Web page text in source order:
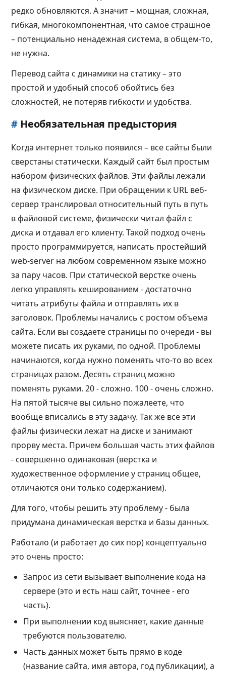
редко обновляются. А значит – мощная, сложная,
гибкая, многокомпонентная, что самое страшное
– потенциально ненадежная система, в общем-то,
не нужна.
Перевод сайта с динамики на статику – это
простой и удобный способ обойтись без
сложностей, не потеряв гибкости и удобства.
# Необязательная предыстория
Когда интернет только появился – все сайты были
сверстаны статически. Каждый сайт был простым
набором физических файлов. Эти файлы лежали
на физическом диске. При обращении к URL веб-
сервер транслировал относительный путь в путь
в файловой системе, физически читал файл с
диска и отдавал его клиенту. Такой подход очень
просто программируется, написать простейший
web-server на любом современном языке можно
за пару часов. При статической верстке очень
легко управлять кешированием - достаточно
читать атрибуты файла и отправлять их в
заголовок. Проблемы начались с ростом объема
сайта. Если вы создаете страницы по очереди - вы
можете писать их руками, по одной. Проблемы
начинаются, когда нужно поменять что-то во всех
страницах разом. Десять страниц можно
поменять руками. 20 - сложно. 100 - очень сложно.
На пятой тысяче вы сильно пожалеете, что
вообще вписались в эту задачу. Так же все эти
файлы физически лежат на диске и занимают
прорву места. Причем большая часть этих файлов
- совершенно одинаковая (верстка и
художественное оформление у страниц общее,
отличаются они только содержанием).
Для того, чтобы решить эту проблему - была
придумана динамическая верстка и базы данных.
Работало (и работает до сих пор) концептуально
это очень просто:
Запрос из сети вызывает выполнение кода на
сервере (это и есть наш сайт, точнее - его
часть).
При выполнении код выясняет, какие данные
требуются пользователю.
Часть данных может быть прямо в коде
(название сайта, имя автора, год публикации), а